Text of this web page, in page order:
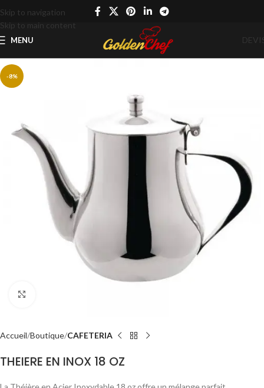
Skip to navigation
Skip to main content
MENU
-8%
Accueil Boutique CAFETERIA
THEIERE EN INOX 18 OZ